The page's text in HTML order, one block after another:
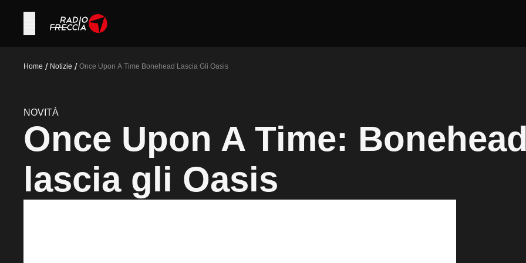
Home / Notizie / Once Upon A Time Bonehead Lascia Gli Oasis
NOVITÀ
Once Upon A Time:
lascia gli Oasis